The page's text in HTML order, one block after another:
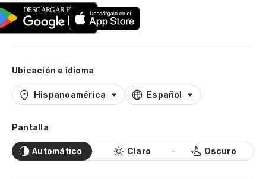
Ubicación e idioma
Hispanoamérica Español
Pantalla
Automático Claro Oscuro